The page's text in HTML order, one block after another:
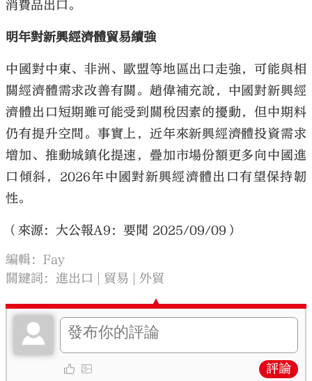
消費品出口。
明年對新興經濟體貿易續強
中國對中東、非洲、歐盟等地區出口走強，可能與相
關經濟體需求改善有關。趙偉補充說，中國對新興經
濟體出口短期雖可能受到關稅因素的擾動，但中期料
仍有提升空間。事實上，近年來新興經濟體投資需求
增加、推動城鎮化提速，疊加市場份額更多向中國進
口傾斜，2026年中國對新興經濟體出口有望保持韌
性。
（來源：大公報A9：要聞 2025/09/09）
編輯：Fay
關鍵詞：進出口 貿易 外貿
評論